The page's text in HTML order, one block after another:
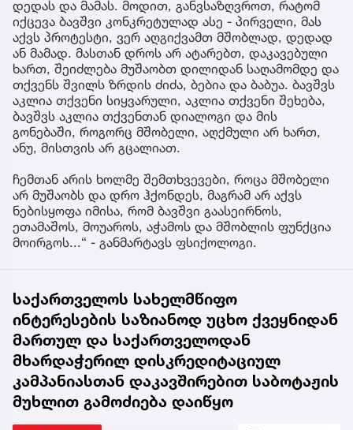
დედას და მამას. მოდით, განვსაზღვროთ, რატომ
იქცევა ბავშვი კონკრეტულად ასე - პირველი, მას
აქვს პროტესტი, ვერ აღგიქვამთ მშობლად, დედად
ან მამად. მასთან დროს არ ატარებთ, დაკავებული
ხართ, შეიძლება მუშაობთ დილიდან საღამომდე და
თქვენს შვილს ზრდის ძიძა, ბებია და ბაბუა. ბავშვს
აკლია თქვენი სიყვარული, აკლია თქვენი შეხება,
ბავშვს აკლია თქვენთან დიალოგი და მის
გონებაში, როგორც მშობელი, აღქმული არ ხართ,
ანუ, მისთვის არ გცალიათ.
ჩემთან არის ხოლმე შემთხვევები, როცა მშობელი
არ მუშაობს და დრო ჰქონდეს, მაგრამ არ აქვს
ნებისყოფა იმისა, რომ ბავშვი გაასეირნოს,
ეთამაშოს, მოუაროს, აჭამოს და მშობლის ფუნქცია
მოირგოს...“ - განმარტავს ფსიქოლოგი.
საქართველოს სახელმწიფო
ინტერესების საზიანოდ უცხო ქვეყნიდან
მართულ და საქართველოდან
მხარდაჭერილ დისკრედიტაციულ
კამპანიასთან დაკავშირებით საბოტაჟის
მუხლით გამოძიება დაიწყო